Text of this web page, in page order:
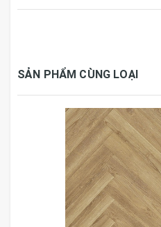
Nước sản xuất
tại Việt Nam, trên dây
phẩm hoàn toàn thích
kế chuyên dùng nội thất
trồng và thân thiện môi
cầu sử dụng sàn gỗ của
giúp quíkháchcó thêm
sàn một cách hiệu quả.
3K VINAlà sàn gỗ
SẢN PHẨM CÙNG LOẠI